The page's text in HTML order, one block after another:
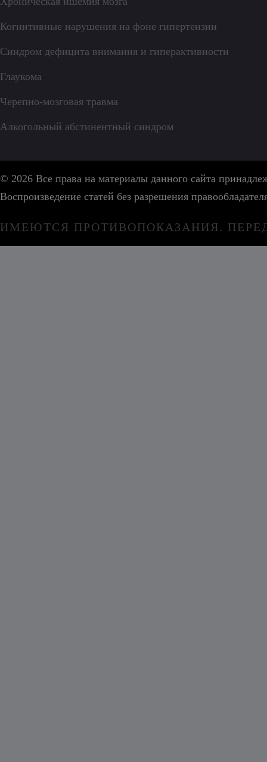
Когнитивные нарушения на фоне гипертензии
Синдром дефицита внимания и гиперактивности
Глаукома
Черепно-мозговая травма
Алкогольный абстинентный синдром
© 2026 Все права на материалы данного сайта
Воспроизведение статей без разрешения
ИМЕЮТСЯ ПРОТИВОПОКАЗАНИЯ.